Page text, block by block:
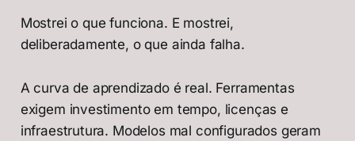
Mostrei o que funciona. E mostrei,
deliberadamente, o que ainda falha.
A curva de aprendizado é real. Ferramentas
exigem investimento em tempo, licenças e
infraestrutura. Modelos mal configurados geram